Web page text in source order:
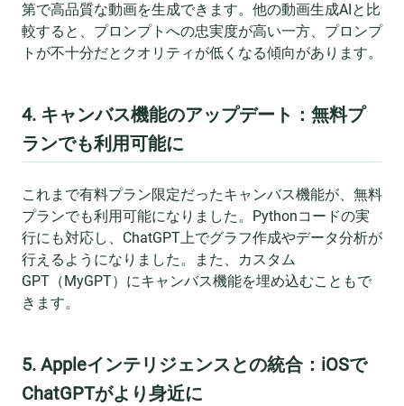
第で高品質な動画を生成できます。他の動画生成AIと比
較すると、プロンプトへの忠実度が高い一方、プロンプ
トが不十分だとクオリティが低くなる傾向があります。
4. キャンバス機能のアップデート：無料プ
ランでも利用可能に
これまで有料プラン限定だったキャンバス機能が、無料
プランでも利用可能になりました。Pythonコードの実
行にも対応し、ChatGPT上でグラフ作成やデータ分析が
行えるようになりました。また、カスタム
GPT（MyGPT）にキャンバス機能を埋め込むこともで
きます。
5. Appleインテリジェンスとの統合：iOSで
ChatGPTがより身近に